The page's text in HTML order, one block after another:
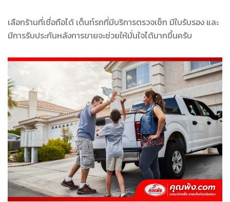
เลือกร้านที่เชื่อถือได้ เต็นท์รถที่มีบริการตรวจเช็ก มีใบรับรอง และ
มีการรับประกันหลังการขายจะช่วยให้มั่นใจได้มากขึ้นครับ